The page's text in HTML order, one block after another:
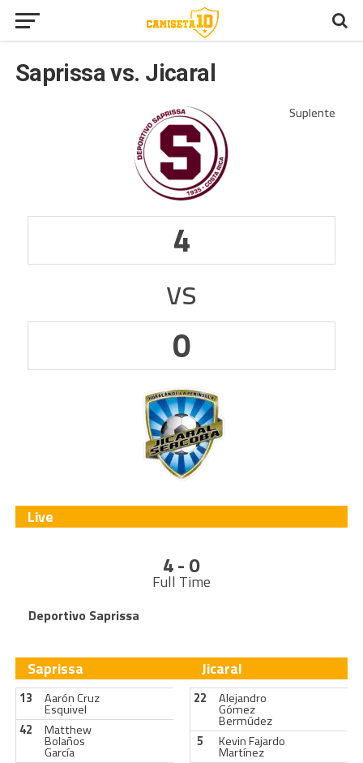
Saprissa vs. Jicaral
4
vs
0
Live
4 - 0
Full Time
Deportivo Saprissa
Saprissa
13 Aarón Cruz
Esquivel
42
Matthew
Bolaños
García
Jicaral
22 Alejandro
Gómez
Bermúdez
5
Kevin Fajardo
Martínez